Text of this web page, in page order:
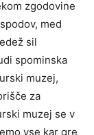
zgodovine
med
sil
spominska
muzej,
za
muzej se v
vse kar gre